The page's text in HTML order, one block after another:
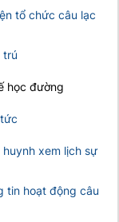
tổ chức câu lạc
trú
học đường
xem lịch sự
tin hoạt động câu